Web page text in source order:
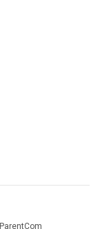
ParentCom